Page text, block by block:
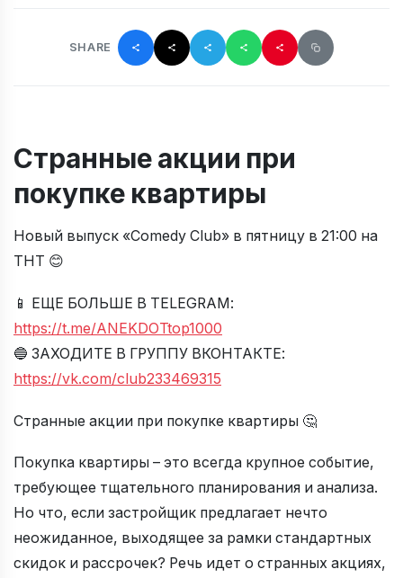
SHARE
Странные акции при
покупке квартиры
Новый выпуск «Comedy Club» в пятницу в 21:00 на
ТНТ 😊
📱 ЕЩЕ БОЛЬШЕ В TELEGRAM:
https://t.me/ANEKDOTtop1000
🔵 ЗАХОДИТЕ В ГРУППУ ВКОНТАКТЕ:
https://vk.com/club233469315
Странные акции при покупке квартиры 🤔
Покупка квартиры – это всегда крупное событие,
требующее тщательного планирования и анализа.
Но что, если застройщик предлагает нечто
неожиданное, выходящее за рамки стандартных
скидок и рассрочек? Речь идет о странных акциях,